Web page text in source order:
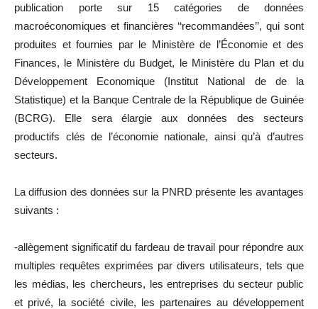
publication porte sur 15 catégories de données
macroéconomiques et financières ‘‘recommandées’’, qui sont
produites et fournies par le Ministère de l’Économie et des
Finances, le Ministère du Budget, le Ministère du Plan et du
Développement Economique (Institut National de de la
Statistique) et la Banque Centrale de la République de Guinée
(BCRG). Elle sera élargie aux données des secteurs
productifs clés de l’économie nationale, ainsi qu’à d’autres
secteurs.
La diffusion des données sur la PNRD présente les avantages
suivants :
-allègement significatif du fardeau de travail pour répondre aux
multiples requêtes exprimées par divers utilisateurs, tels que
les médias, les chercheurs, les entreprises du secteur public
et privé, la société civile, les partenaires au développement